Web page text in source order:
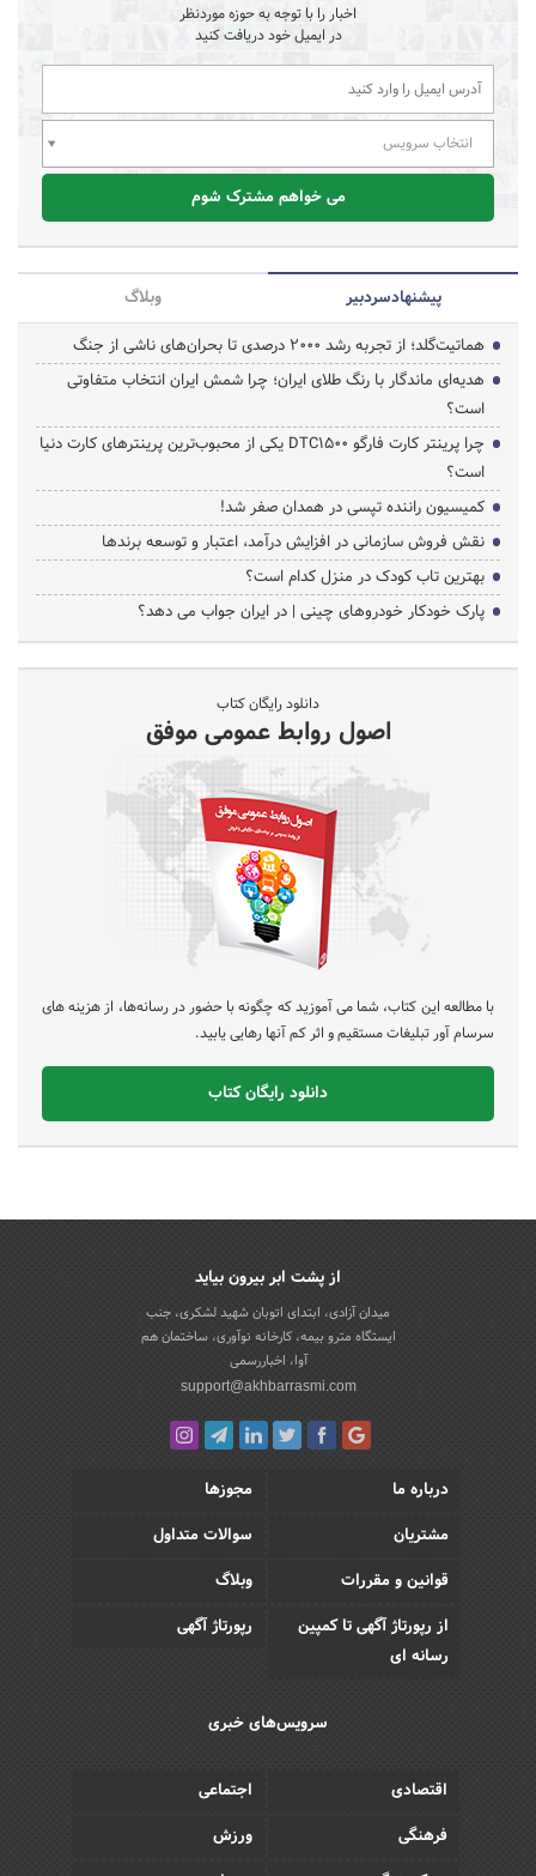
اخبار را با توجه به حوزه موردنظر
در ایمیل خود دریافت کنید
انتخاب سرویس
می خواهم مشترک شوم
پیشنهاد‌سردبیر
وبلاگ
هماتیت‌گلد؛ از تجربه رشد ۲۰۰۰ درصدی تا بحران‌های ناشی از جنگ
هدیه‌ای ماندگار با رنگ طلای ایران؛ چرا شمش ایران انتخاب متفاوتی
است؟
چرا پرینتر کارت فارگو DTC1500 یکی از محبوب‌ترین پرینترهای کارت دنیا
است؟
کمیسیون راننده تپسی در همدان صفر شد!
نقش فروش سازمانی در افزایش درآمد، اعتبار و توسعه برندها
بهترین تاب کودک در منزل کدام است؟
پارک خودکار خودروهای چینی | در ایران جواب می دهد؟
دانلود رایگان کتاب
اصول روابط عمومی موفق
با مطالعه این کتاب، شما می آموزید که چگونه با حضور در رسانه‌ها، از هزینه های
سرسام آور تبلیغات مستقیم و اثر کم آنها رهایی یابید.
دانلود رایگان کتاب
از پشت ابر بیرون بیاید
میدان آزادی، ابتدای اتوبان شهید لشکری، جنب
ایستگاه مترو بیمه، کارخانه نوآوری، ساختمان هم
آوا، اخباررسمی
support@akhbarrasmi.com
درباره ما
مجوزها
مشتریان
سوالات متداول
قوانین و مقررات
وبلاگ
از رپورتاژ آگهی تا کمپین
رسانه ای
رپورتاژ آگهی
سرویس‌های خبری
اقتصادی
اجتماعی
فرهنگی
ورزش